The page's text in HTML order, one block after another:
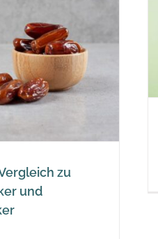
zu
und
Leistungsgetränke,
und Energy
Drinks
Zucker